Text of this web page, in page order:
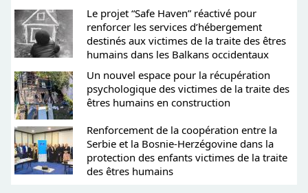
Le projet “Safe Haven” réactivé pour
renforcer les services d’hébergement
destinés aux victimes de la traite des êtres
humains dans les Balkans occidentaux
Un nouvel espace pour la récupération
psychologique des victimes de la traite des
êtres humains en construction
Renforcement de la coopération entre la
Serbie et la Bosnie-Herzégovine dans la
protection des enfants victimes de la traite
des êtres humains